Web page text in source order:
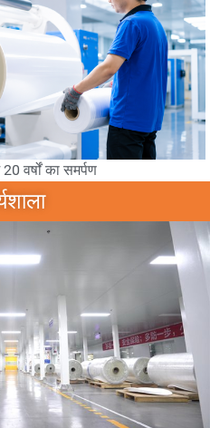
वर्षों का समर्पण